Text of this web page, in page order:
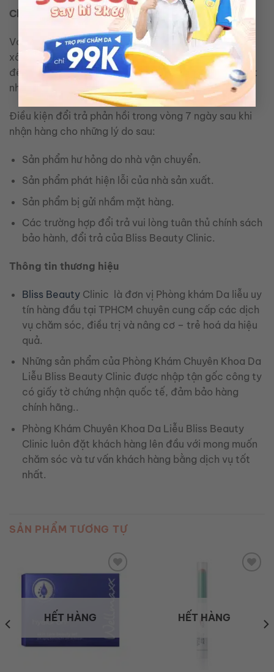
Chính sách bảo hành – đổi trả
Với phương châm lấy sự tin dùng của khách hàng để
xây dựng thương hiệu.Bliss Beauty Clinic luôn đem
đến những chế độ hậu mãi và bảo hành sản phẩm tốt
nhất được khách hàng tin dùng
Điều kiện đổi trả phản hồi trong vòng 7 ngày sau khi
nhận hàng cho những lý do sau:
Sản phẩm hư hỏng do nhà vận chuyển.
Sản phẩm phát hiện lỗi của nhà sản xuất.
Sản phẩm bị gửi nhầm mặt hàng.
Các trường hợp đổi trả vui lòng tuân thủ chính sách
bảo hành, đổi trả của Bliss Beauty Clinic.
Thông tin thương hiệu
Bliss BeautyClinic là đơn vị Phòng khám Da liễu uy
tín hàng đầu tại TPHCM chuyên cung cấp các dịch
vụ chăm sóc, điều trị và nâng cơ – trẻ hoá da hiệu
quả.
Những sản phẩm của Phòng Khám Chuyên Khoa Da
Liễu Bliss Beauty Clinic được nhập tận gốc công ty
có giấy tờ chứng nhận quốc tế, đảm bảo hàng
chính hãng..
Phòng Khám Chuyên Khoa Da Liễu Bliss Beauty
Clinic luôn đặt khách hàng lên đầu với mong muốn
chăm sóc và tư vấn khách hàng bằng dịch vụ tốt
nhất.
SẢN PHẨM TƯƠNG TỰ
HẾT HÀNG HẾT HÀNG